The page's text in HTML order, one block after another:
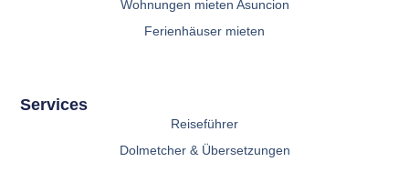
Wohnungen mieten Asuncion
Ferienhäuser mieten
Services
Reiseführer
Dolmetcher & Übersetzungen